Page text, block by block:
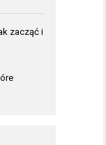
zacząć i